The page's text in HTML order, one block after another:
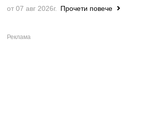
от 07 авг 2026г. Прочети повече